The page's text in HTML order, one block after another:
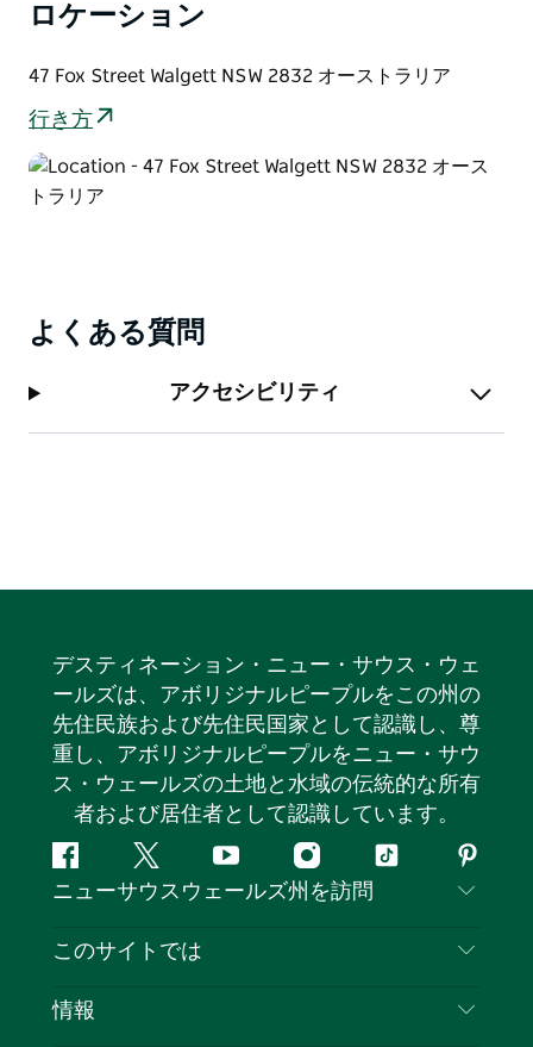
場所でもあります。
ロケーション
47 Fox Street Walgett NSW 2832 オーストラリア
行き方
よくある質問
アクセシビリティ
デスティネーション・ニュー・サウス・ウェ
ールズは、アボリジナルピープルをこの州の
先住民族および先住民国家として認識し、尊
重し、アボリジナルピープルをニュー・サウ
ス・ウェールズの土地と水域の伝統的な所有
者および居住者として認識しています。
フ
ェ
ス
ッ
ツ
イ
タ
ユ
ー
イ
ン
テ
ピ
ン
レ
ト
ニューサウスウェールズ州を訪問
お問い合わせ
このサイトでは
目的地
情報